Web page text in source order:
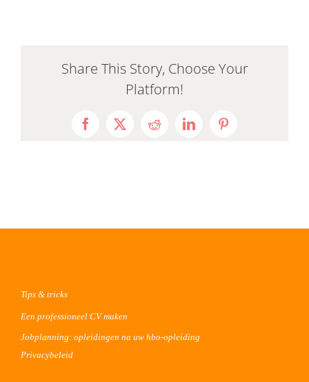
Share This Story, Choose Your
Platform!
Facebook
X RedditLinkedInPinterest
Tips & tricks
Een professioneel CV maken
Jobplanning: opleidingen na uw hbo-opleiding
Privacybeleid